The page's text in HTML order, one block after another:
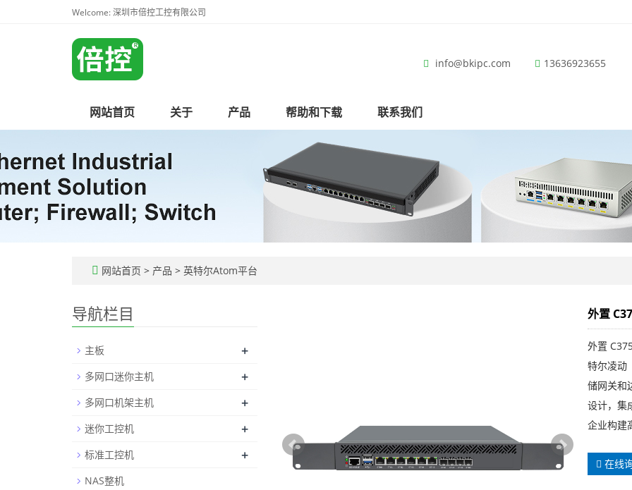
Welcome: 深圳市倍控工控有限公司
info@bkipc.com 13636923655
网站首页 关于 产品 帮助和下载 联系我们
网站首页 > 产品 > 英特尔Atom平台
外置
外置
特尔凌动
储网关和
设计，集
企业构建
在线
导航栏目
主板 +
多网口迷你主机 +
多网口机架主机 +
迷你工控机 +
标准工控机 +
NAS整机